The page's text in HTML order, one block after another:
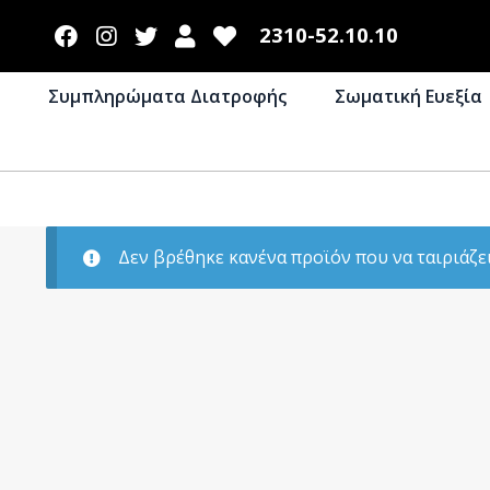
2310-52.10.10
Συμπληρώματα Διατροφής Σωματική Ευεξία
Δεν βρέθηκε κανένα προϊόν που να